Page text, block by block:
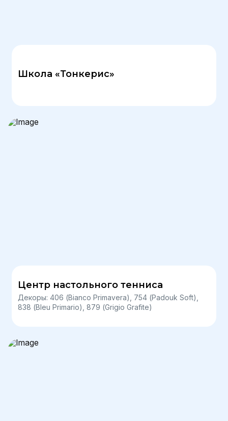
Школа «Тонкерис»
Центр настольного тенниса
Декоры: 406 (Bianco Primavera), 754 (Padouk Soft),
838 (Bleu Primario), 879 (Grigio Grafite)